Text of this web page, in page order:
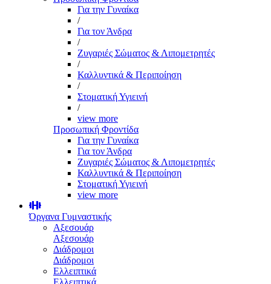
Για την Γυναίκα
/
Για τον Άνδρα
/
Ζυγαριές Σώματος & Λιπομετρητές
/
Καλλυντικά & Περιποίηση
/
Στοματική Υγιεινή
/
view more
Προσωπική Φροντίδα
Για την Γυναίκα
Για τον Άνδρα
Ζυγαριές Σώματος & Λιπομετρητές
Καλλυντικά & Περιποίηση
Στοματική Υγιεινή
view more
Όργανα Γυμναστικής
Αξεσουάρ
Αξεσουάρ
Διάδρομοι
Διάδρομοι
Ελλειπτικά
Ελλειπτικά